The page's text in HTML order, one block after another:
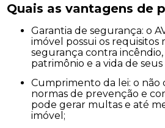
Quais as vantagens de
Garantia de segurança: o AVCB atesta que o
imóvel possui os requisitos
segurança contra
patrimônio e a vida de
Cumprimento da lei: o não cumprimento das
normas de prevenção e
pode gerar multas e até
imóvel;